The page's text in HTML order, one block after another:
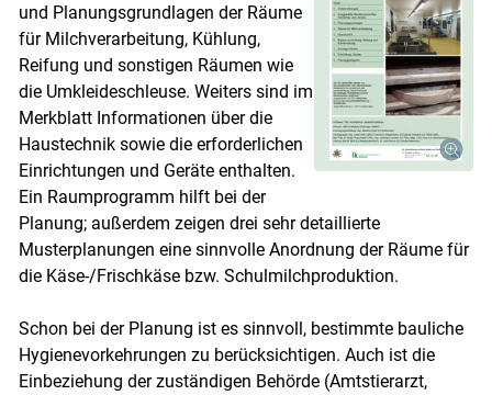
Skip to main content
und Planungsgrundlagen der Räume
für Milchverarbeitung, Kühlung,
Reifung und sonstigen Räumen wie
die Umkleideschleuse. Weiters sind im
Merkblatt Informationen über die
Haustechnik sowie die erforderlichen
Einrichtungen und Geräte enthalten.
Ein Raumprogramm hilft bei der
Planung; außerdem zeigen drei sehr detaillierte
Musterplanungen eine sinnvolle Anordnung der Räume für
die Käse-/Frischkäse bzw. Schulmilchproduktion.
Schon bei der Planung ist es sinnvoll, bestimmte bauliche
Hygienevorkehrungen zu berücksichtigen. Auch ist die
Einbeziehung der zuständigen Behörde (Amtstierarzt,